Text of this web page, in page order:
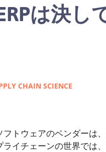
は決し
CHAIN SCIENCE
フトウェアのベンダーは
イチェーンの世界では